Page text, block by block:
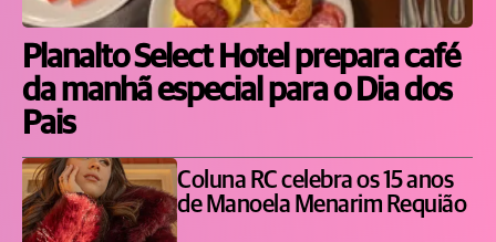
Planalto Select Hotel prepara café
da manhã especial para o Dia dos
Pais
Coluna RC celebra os 15 anos
de Manoela Menarim Requião